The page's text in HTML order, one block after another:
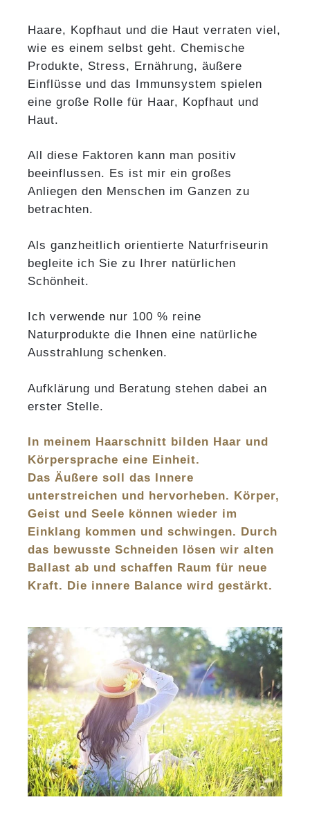
Haare, Kopfhaut und die Haut verraten viel,
wie es einem selbst geht. Chemische
Produkte, Stress, Ernährung, äußere
Einflüsse und das Immunsystem spielen
eine große Rolle für Haar, Kopfhaut und
Haut.
All diese Faktoren kann man positiv
beeinflussen. Es ist mir ein großes
Anliegen den Menschen im Ganzen zu
betrachten.
Als ganzheitlich orientierte Naturfriseurin
begleite ich Sie zu Ihrer natürlichen
Schönheit.
Ich verwende nur 100 % reine
Naturprodukte die Ihnen eine natürliche
Ausstrahlung schenken.
Aufklärung und Beratung stehen dabei an
erster Stelle.
In meinem Haarschnitt bilden Haar und
Körpersprache eine Einheit.
Das Äußere soll das Innere
unterstreichen und hervorheben. Körper,
Geist und Seele können wieder im
Einklang kommen und schwingen. Durch
das bewusste Schneiden lösen wir alten
Ballast ab und schaffen Raum für neue
Kraft. Die innere Balance wird gestärkt.